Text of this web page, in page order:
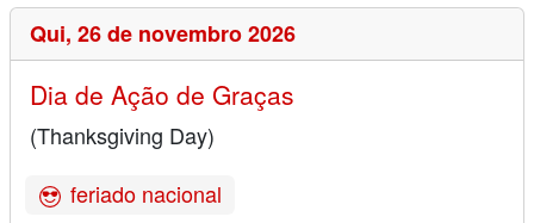
Qui, 26 de novembro 2026
Dia de Ação de Graças
(Thanksgiving Day)
feriado nacional